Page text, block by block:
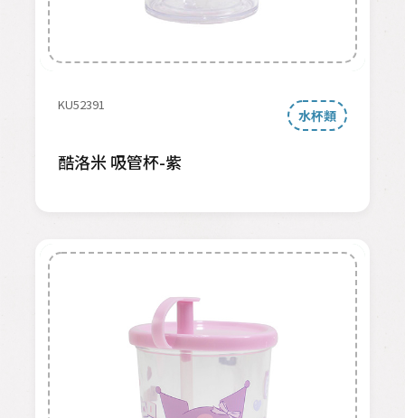
KU52391
水杯類
酷洛米 吸管杯-紫